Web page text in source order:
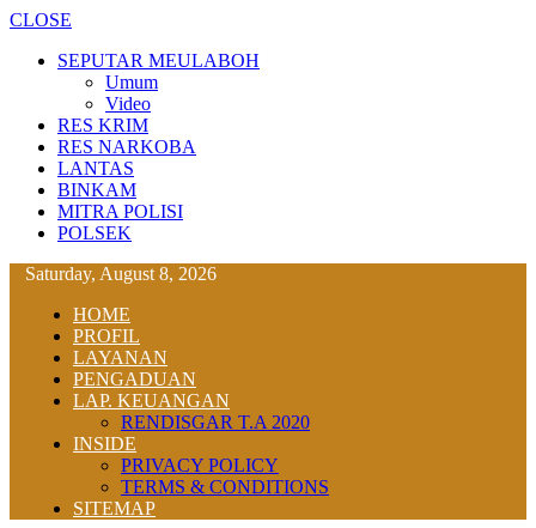
CLOSE
SEPUTAR MEULABOH
Umum
Video
RES KRIM
RES NARKOBA
LANTAS
BINKAM
MITRA POLISI
POLSEK
Saturday, August 8, 2026
HOME
PROFIL
LAYANAN
PENGADUAN
LAP. KEUANGAN
RENDISGAR T.A 2020
INSIDE
PRIVACY POLICY
TERMS & CONDITIONS
SITEMAP